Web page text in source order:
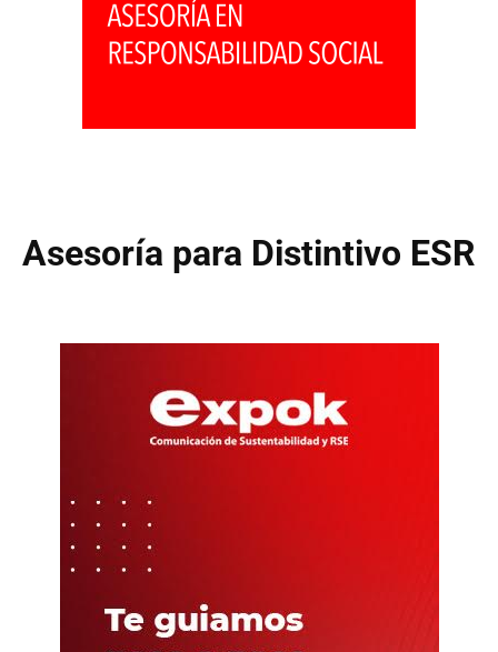
Asesoría para Distintivo ESR